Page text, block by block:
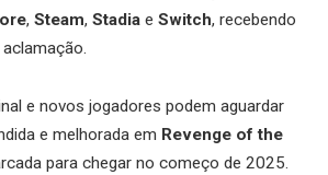
, Steam, Stadia e Switch, recebendo
e novos jogadores podem aguardar
e melhorada em Revenge of the
para chegar no começo de 2025.